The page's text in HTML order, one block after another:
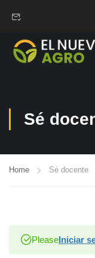
Sé
Home Sé docente
PleaseIniciar